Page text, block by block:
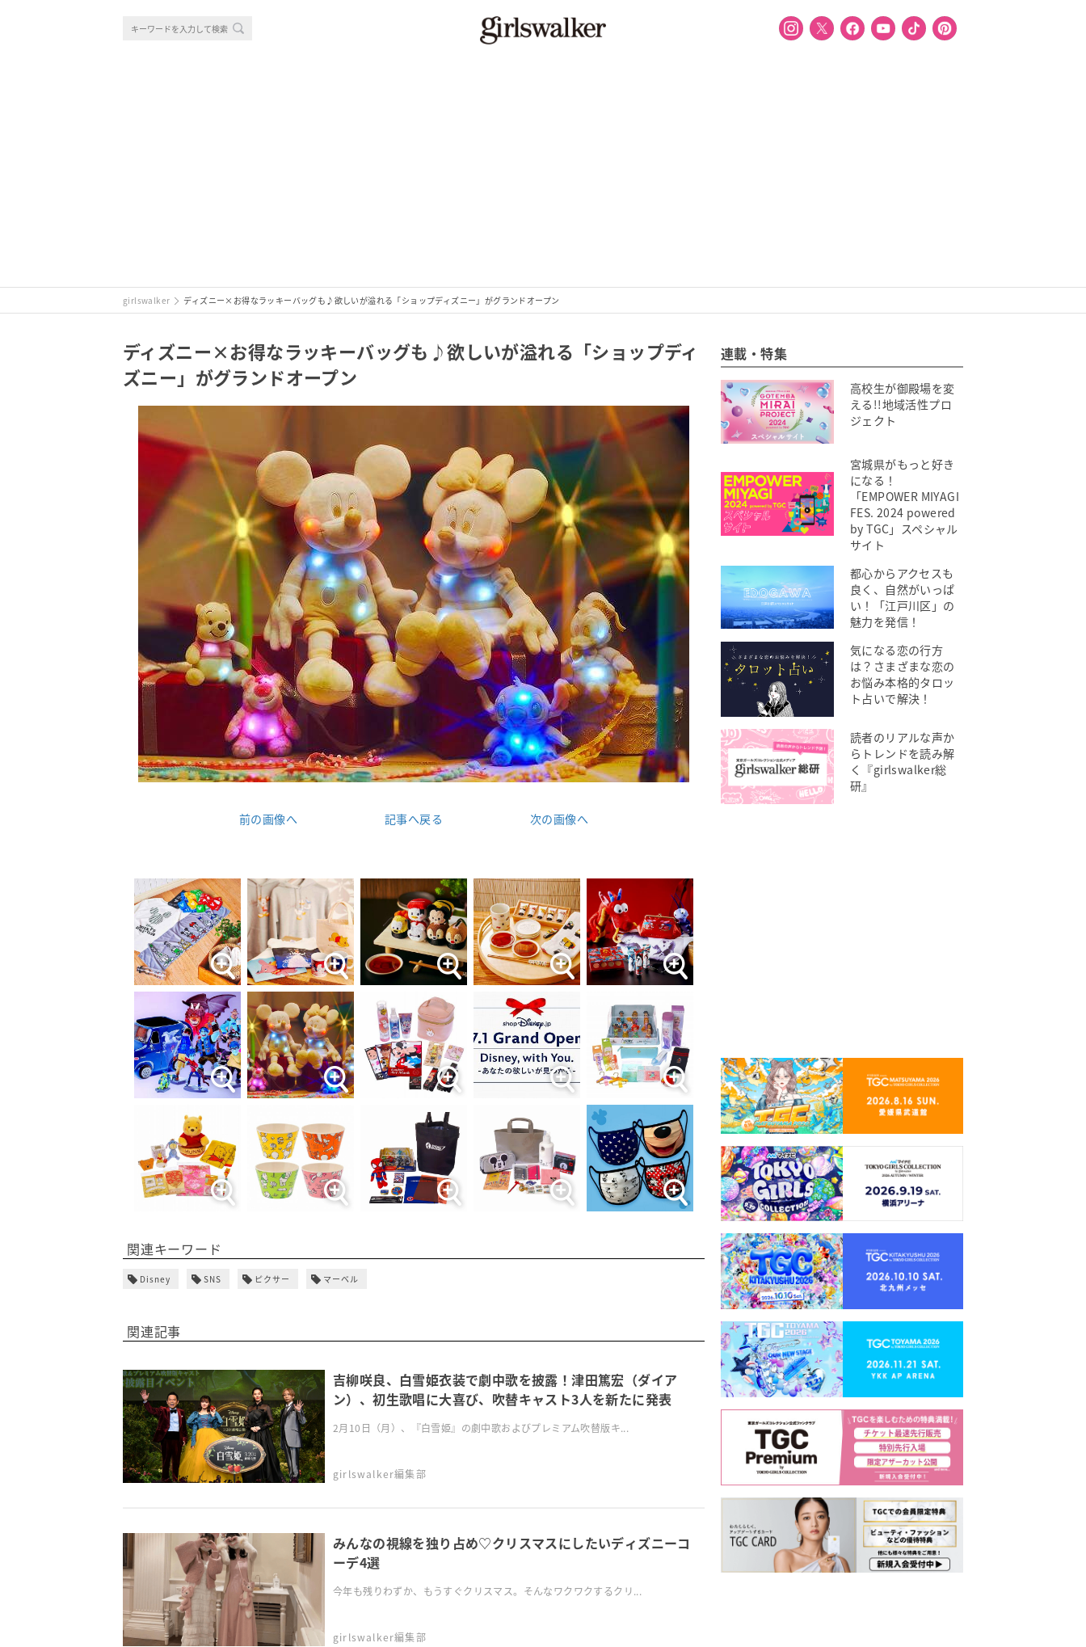
girlswalker ディズニー×お得なラッキーバッグも♪欲しいが溢れる「ショップディズニー」がグランドオープン
ディズニー×お得なラッキーバッグも♪欲しいが溢れる「ショップディ
ズニー」がグランドオープン
前の画像へ 記事へ戻る 次の画像へ
関連キーワード
Disney SNS ピクサー マーベル
関連記事
吉柳咲良、白雪姫衣装で劇中歌を披露！津田篤宏（ダイア
ン）、初生歌唱に大喜び、吹替キャスト3人を新たに発表
2月10日（月）、『白雪姫』の劇中歌およびプレミアム吹替版キ...
girlswalker編集部
みんなの視線を独り占め♡クリスマスにしたいディズニーコ
ーデ4選
今年も残りわずか、もうすぐクリスマス。そんなワクワクするクリ...
girlswalker編集部
連載・特集
高校生が御殿場を変
える!!地域活性プロ
ジェクト
宮城県がもっと好き
になる！
「EMPOWER MIYAGI
FES. 2024 powered
by TGC」スペシャル
サイト
都心からアクセスも
良く、自然がいっぱ
い！「江戸川区」の
魅力を発信！
気になる恋の行方
は？さまざまな恋の
お悩み本格的タロッ
ト占いで解決！
読者のリアルな声か
らトレンドを読み解
く『girlswalker総
研』